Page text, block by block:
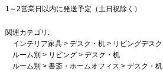
1～2営業日以内に発送予定（土日祝除く）
関連カテゴリ:
インテリア家具> デスク・机> リビングデスク
ルーム別 > リビング> デスク・机
ルーム別 > 書斎・ホームオフィス > デスク・机